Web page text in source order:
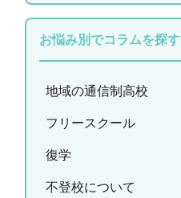
お悩み別でコラムを探す
地域の通信制高校
フリースクール
復学
不登校について